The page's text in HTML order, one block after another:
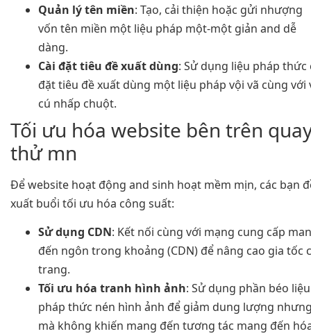
Quản lý tên miền: Tạo, cải thiện hoặc gửi nhượng
vốn tên miền một liệu pháp một-một giản and dễ
dàng.
Cài đặt tiêu đề xuất dùng: Sử dụng liệu pháp thức
đặt tiêu đề xuất dùng một liệu pháp vội vã cùng với
cú nhấp chuột.
Tối ưu hóa website bên trên
thử mn
Để website hoạt động and sinh hoạt mềm mịn, các bạn
xuất buổi tối ưu hóa công suất:
Sử dụng CDN: Kết nối cùng với mạng cung cấp
đến ngôn trong khoảng (CDN) để nâng cao gia tốc
trang.
Tối ưu hóa tranh hình ảnh: Sử dụng phần béo liệu
pháp thức nén hình ảnh để giảm dung lượng
mà không khiến mang đến tương tác mang đến